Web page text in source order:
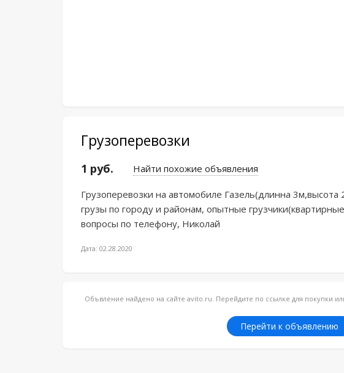
Грузоперевозки
1 руб. Найти похожие объявления
Грузоперевозки на автомобиле Газель(длинна
грузы по городу и районам, опытные
вопросы по телефону, Николай
Дата: 02.28.2020
Объвление найдено на сайте avito.ru. Перейдите по ссылке для покупки
Перейти к объявлению